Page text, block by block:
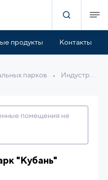
продукты Контакты
парков •
Расположение
помещения не
"Кубань"